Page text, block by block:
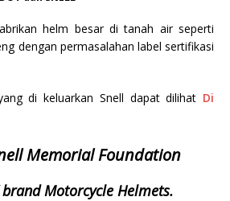
helm besar di tanah air seperti
dengan permasalahan label sertifikasi
di keluarkan Snell dapat dilihat Di
Memorial Foundation
Motorcycle Helmets.